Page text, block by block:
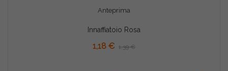
Anteprima
Innaffiatoio Rosa
1,18 € 1,39 €